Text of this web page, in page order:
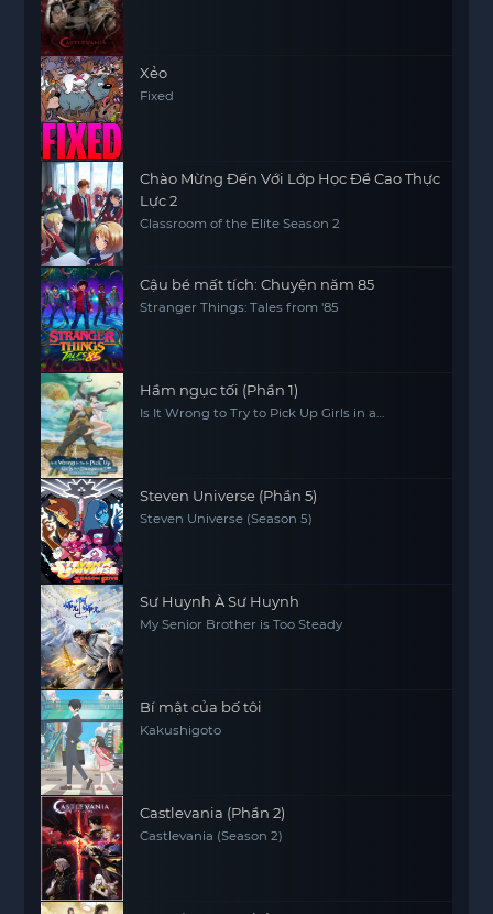
Xẻo
Fixed
Chào Mừng Đến Với Lớp Học Đề Cao Thực
Lực 2
Classroom of the Elite Season 2
Cậu bé mất tích: Chuyện năm 85
Stranger Things: Tales from '85
Hầm ngục tối (Phần 1)
Is It Wrong to Try to Pick Up Girls in a
Steven Universe (Phần 5)
Steven Universe (Season 5)
Sư Huynh À Sư Huynh
My Senior Brother is Too Steady
Bí mật của bố tôi
Kakushigoto
Castlevania (Phần 2)
Castlevania (Season 2)